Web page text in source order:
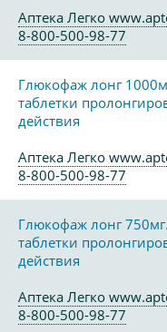
Аптека Легко
8-800-500-98-77
Глюкофаж лонг
таблетки
действия
Аптека Легко
8-800-500-98-77
Глюкофаж лонг
таблетки
действия
Аптека Легко
8-800-500-98-77